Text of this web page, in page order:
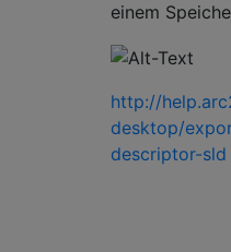
einem
http://
desktop/
descriptor-sld